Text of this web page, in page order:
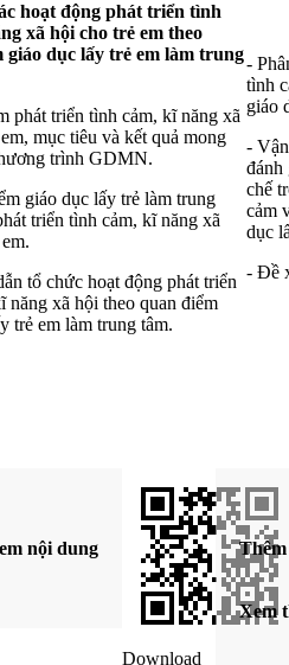
hoạt động phát triển tình
xã hội cho trẻ em theo
giáo dục lấy trẻ em làm trung
phát triển tình cảm, kĩ năng xã
mục tiêu và kết quả mong
trình GDMN.
giáo dục lấy trẻ làm trung
triển tình cảm, kĩ năng xã
tổ chức hoạt động phát triển
năng xã hội theo quan điểm
trẻ em làm trung tâm.
-
tình
giáo
-
đánh
chế
cảm
dục
- Đề
nội dung
Download
Xem